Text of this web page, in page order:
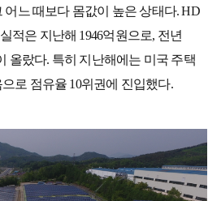
어느 때보다 몸값이 높은 상태다. HD
적은 지난해 1946억원으로, 전년
올랐다. 특히 지난해에는 미국 주택
로 점유율 10위권에 진입했다.